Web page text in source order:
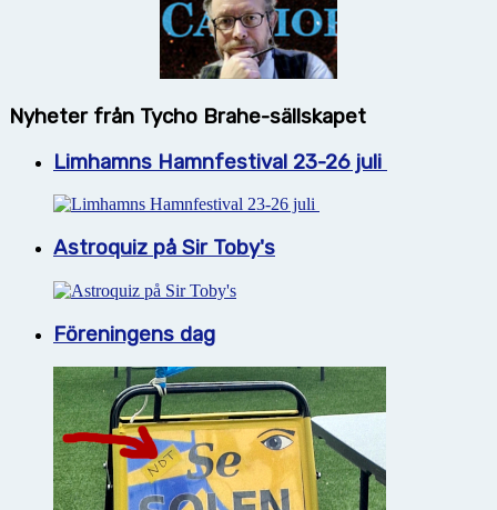
Nyheter från Tycho Brahe-sällskapet
Limhamns Hamnfestival 23-26 juli
Astroquiz på Sir Toby's
Föreningens dag